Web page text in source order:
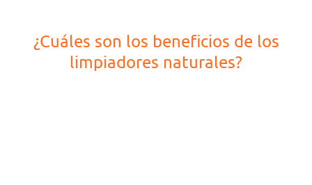
¿Cuáles son los beneficios de los
limpiadores naturales?